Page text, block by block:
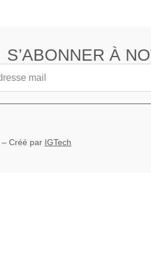
S’ABONNER À
– Créé par IGTech